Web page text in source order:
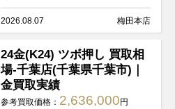
2026.08.07 梅田本店
24金(K24) ツボ押し 買取相
場-千葉店(千葉県千葉市)｜
金買取実績
参考買取価格： 2,636,000 円